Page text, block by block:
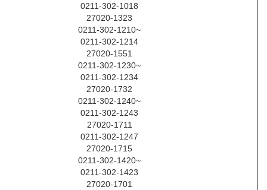
0211-302-1018
27020-1323
0211-302-1210~
0211-302-1214
27020-1551
0211-302-1230~
0211-302-1234
27020-1732
0211-302-1240~
0211-302-1243
27020-1711
0211-302-1247
27020-1715
0211-302-1420~
0211-302-1423
27020-1701